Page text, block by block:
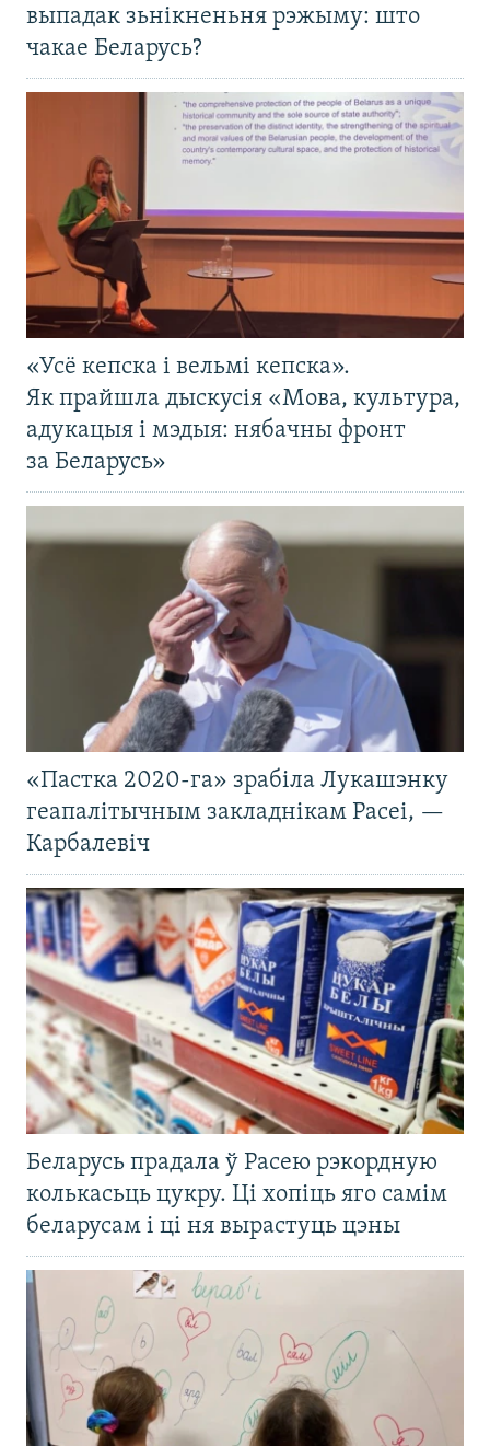
выпадак зьнікненьня рэжыму: што
чакае Беларусь?
«Усё кепска і вельмі кепска».
Як прайшла дыскусія «Мова, культура,
адукацыя і мэдыя: нябачны фронт
за Беларусь»
«Пастка 2020-га» зрабіла Лукашэнку
геапалітычным закладнікам Расеі, —
Карбалевіч
Беларусь прадала ў Расею рэкордную
колькасьць цукру. Ці хопіць яго самім
беларусам і ці ня вырастуць цэны